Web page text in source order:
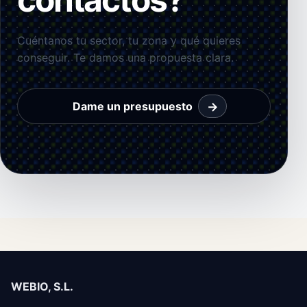
Cuéntanos tu sector, tu zona y qué quieres
conseguir. Te damos una propuesta clara.
Dame un presupuesto →
WEBIO, S.L.